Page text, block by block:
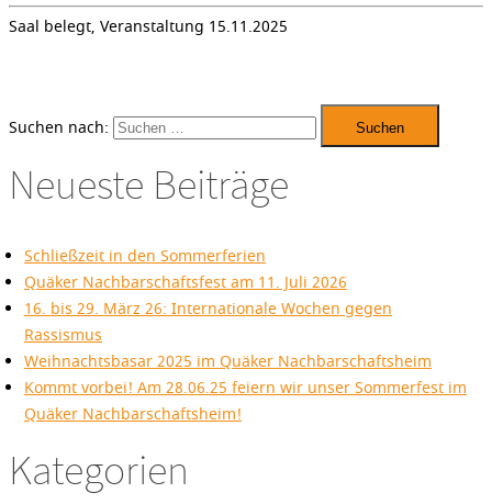
Saal belegt, Veranstaltung 15.11.2025
Suchen nach:
Neueste Beiträge
Schließzeit in den Sommerferien
Quäker Nachbarschaftsfest am 11. Juli 2026
16. bis 29. März 26: Internationale Wochen gegen
Rassismus
Weihnachtsbasar 2025 im Quäker Nachbarschaftsheim
Kommt vorbei! Am 28.06.25 feiern wir unser Sommerfest im
Quäker Nachbarschaftsheim!
Kategorien